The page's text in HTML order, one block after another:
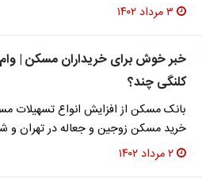
۳ مرداد ۱۴۰۲
خبر خوش برای خریداران مسکن |
کلنگی چند؟
بانک مسکن از افزایش انواع تسهیلات
خرید مسکن زوجین و جعاله در تهران و
۲ مرداد ۱۴۰۲